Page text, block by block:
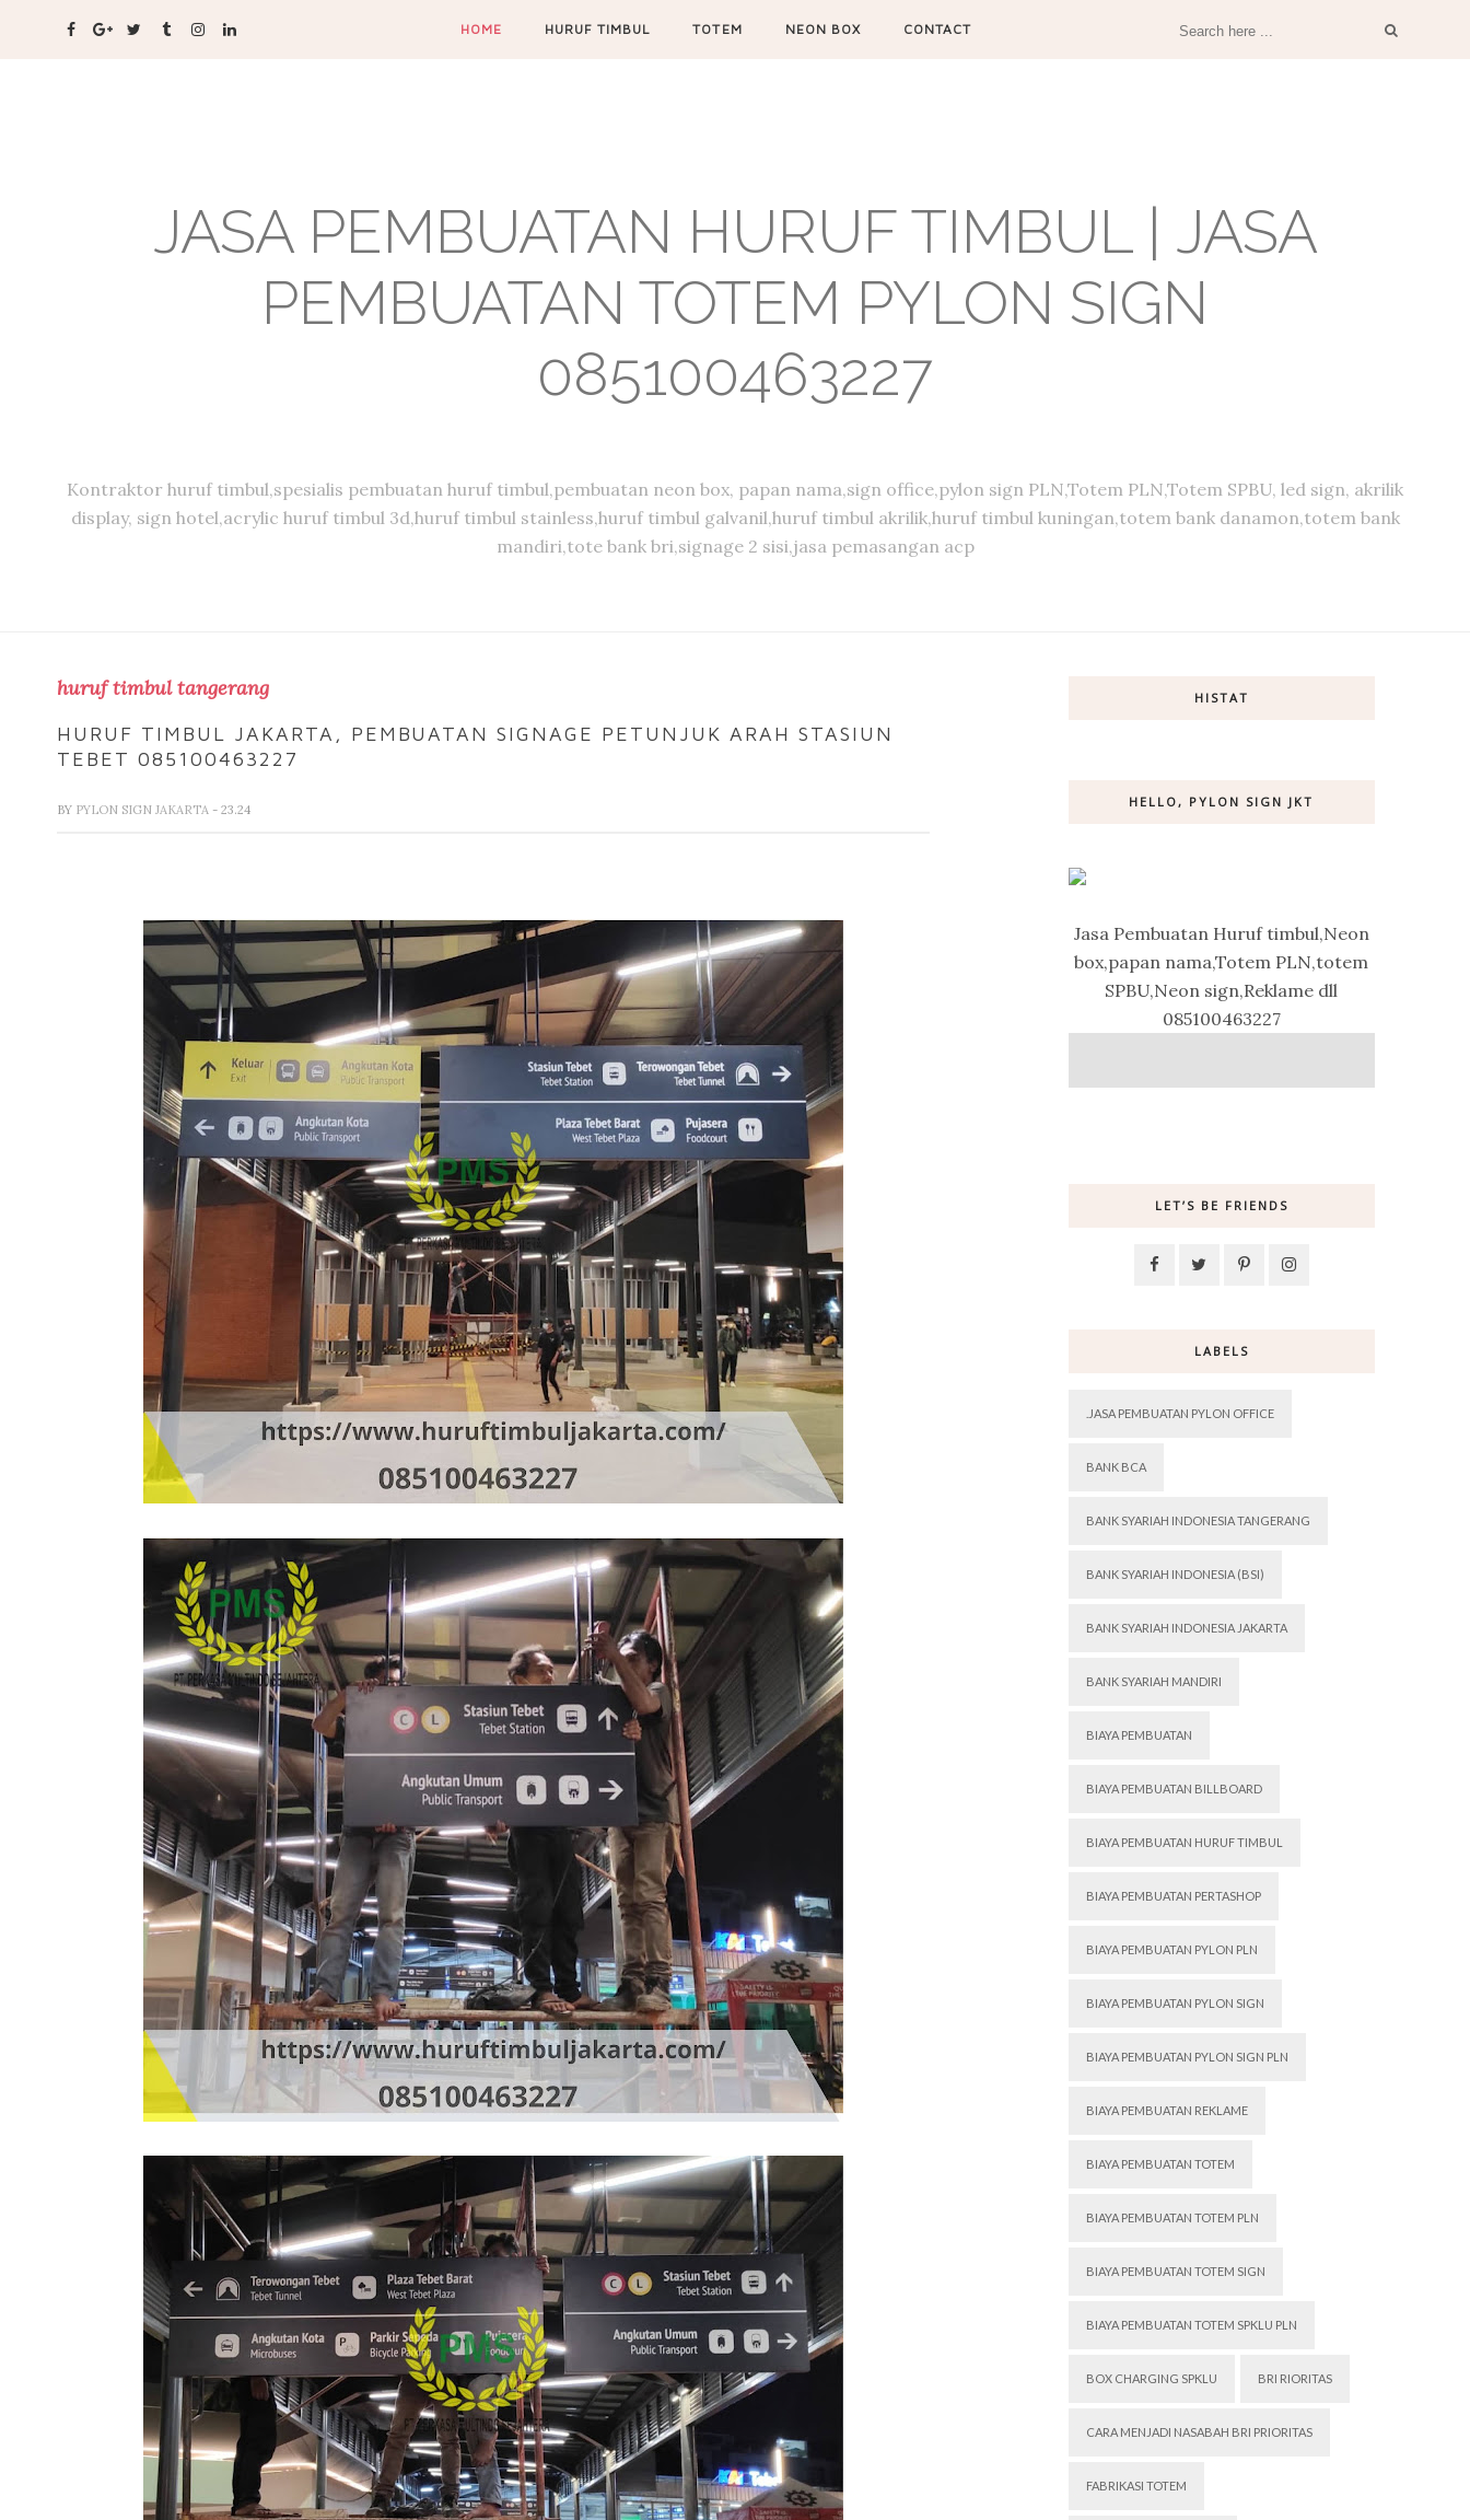
HOME HURUF TIMBUL TOTEM NEON BOX CONTACT
JASA PEMBUATAN HURUF TIMBUL | JASA
PEMBUATAN TOTEM PYLON SIGN
085100463227
Kontraktor huruf timbul,spesialis pembuatan huruf timbul,pembuatan neon box, papan nama,sign office,pylon sign PLN,Totem PLN,Totem SPBU, led sign, akrilik
display, sign hotel,acrylic huruf timbul 3d,huruf timbul stainless,huruf timbul galvanil,huruf timbul akrilik,huruf timbul kuningan,totem bank danamon,totem bank
mandiri,tote bank bri,signage 2 sisi,jasa pemasangan acp
huruf timbul tangerang
HURUF TIMBUL JAKARTA, PEMBUATAN SIGNAGE PETUNJUK ARAH STASIUN
TEBET 085100463227
BY PYLON SIGN JAKARTA - 23.24
HISTAT
HELLO, PYLON SIGN JKT
Jasa Pembuatan Huruf timbul,Neon
box,papan nama,Totem PLN,totem
SPBU,Neon sign,Reklame dll
085100463227
LET’S BE FRIENDS
LABELS
.JASA PEMBUATAN PYLON OFFICE
BANK BCA
BANK SYARIAH INDONESIA TANGERANG
BANK SYARIAH INDONESIA (BSI)
BANK SYARIAH INDONESIA JAKARTA
BANK SYARIAH MANDIRI
BIAYA PEMBUATAN
BIAYA PEMBUATAN BILLBOARD
BIAYA PEMBUATAN HURUF TIMBUL
BIAYA PEMBUATAN PERTASHOP
BIAYA PEMBUATAN PYLON PLN
BIAYA PEMBUATAN PYLON SIGN
BIAYA PEMBUATAN PYLON SIGN PLN
BIAYA PEMBUATAN REKLAME
BIAYA PEMBUATAN TOTEM
BIAYA PEMBUATAN TOTEM PLN
BIAYA PEMBUATAN TOTEM SIGN
BIAYA PEMBUATAN TOTEM SPKLU PLN
BOX CHARGING SPKLU BRI RIORITAS
CARA MENJADI NASABAH BRI PRIORITAS
FABRIKASI TOTEM